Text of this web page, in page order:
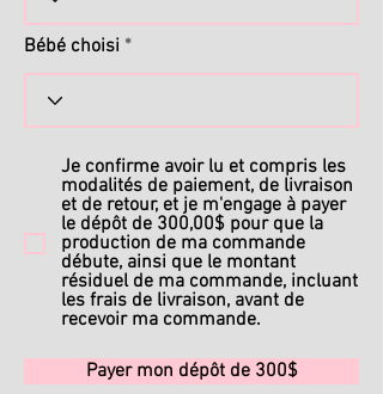
Bébé choisi
Je confirme avoir lu et compris les
modalités de paiement, de livraison
et de retour, et je m'engage à payer
le dépôt de 300,00$ pour que la
production de ma commande
débute, ainsi que le montant
résiduel de ma commande, incluant
les frais de livraison, avant de
recevoir ma commande.
Payer mon dépôt de 300$